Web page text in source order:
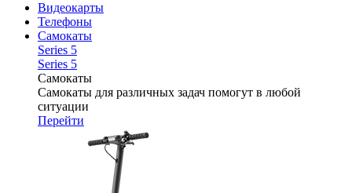
Видеокарты
Телефоны
Самокаты
Series 5
Series 5
Самокаты
Самокаты для различных задач помогут в любой
ситуации
Перейти